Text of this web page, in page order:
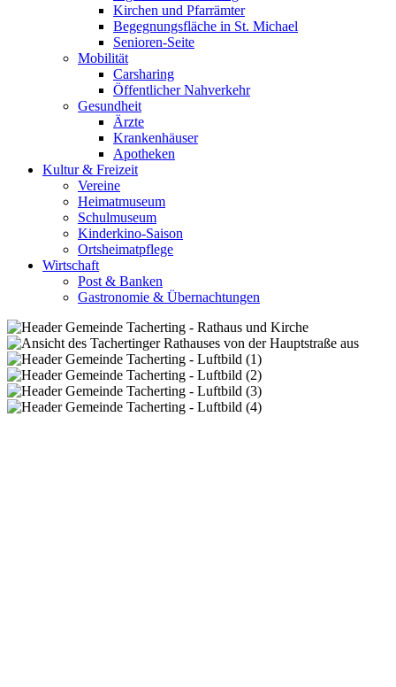
Kirchen und Pfarrämter
Begegnungsfläche in St. Michael
Senioren-Seite
Mobilität
Carsharing
Öffentlicher Nahverkehr
Gesundheit
Ärzte
Krankenhäuser
Apotheken
Kultur & Freizeit
Vereine
Heimatmuseum
Schulmuseum
Kinderkino-Saison
Ortsheimatpflege
Wirtschaft
Post & Banken
Gastronomie & Übernachtungen